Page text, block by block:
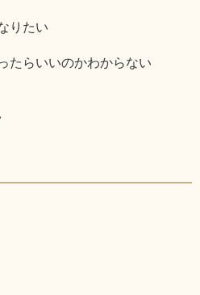
りたい
たらいいのかわからない